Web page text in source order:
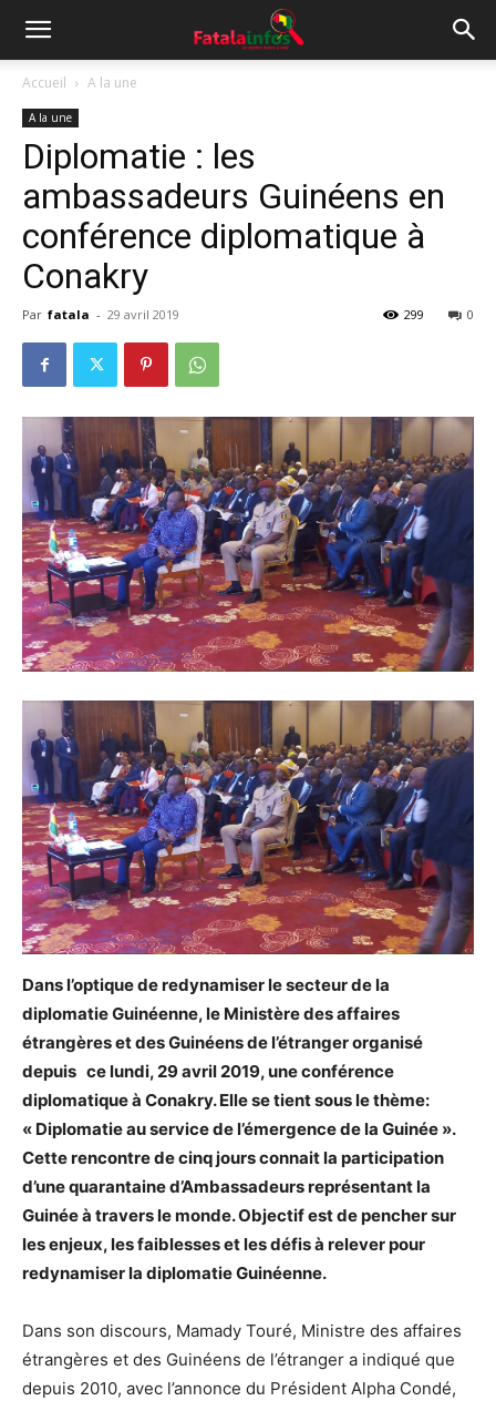
Accueil A la une
A la une
Diplomatie : les
ambassadeurs Guinéens en
conférence diplomatique à
Conakry
Par fatala - 29 avril 2019 0
299
Dans l’optique de redynamiser le secteur de la
diplomatie Guinéenne, le Ministère des affaires
étrangères et des Guinéens de l’étranger organisé
depuis ce lundi, 29 avril 2019, une conférence
diplomatique à Conakry. Elle se tient sous le thème:
« Diplomatie au service de l’émergence de la Guinée ».
Cette rencontre de cinq jours connait la participation
d’une quarantaine d’Ambassadeurs représentant la
Guinée à travers le monde. Objectif est de pencher sur
les enjeux, les faiblesses et les défis à relever pour
redynamiser la diplomatie Guinéenne.
Dans son discours, Mamady Touré, Ministre des affaires
étrangères et des Guinéens de l’étranger a indiqué que
depuis 2010, avec l’annonce du Président Alpha Condé,